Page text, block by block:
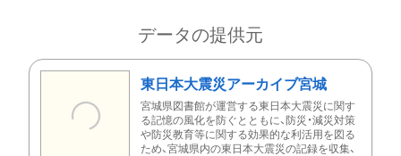
データの提供元
東日本大震災アーカイブ宮城
宮城県図書館が運営する東日本大震災に関す
る記憶の風化を防ぐとともに、防災・減災対策
や防災教育等に関する効果的な利活用を図る
ため、宮城県内の東日本大震災の記録を収集、